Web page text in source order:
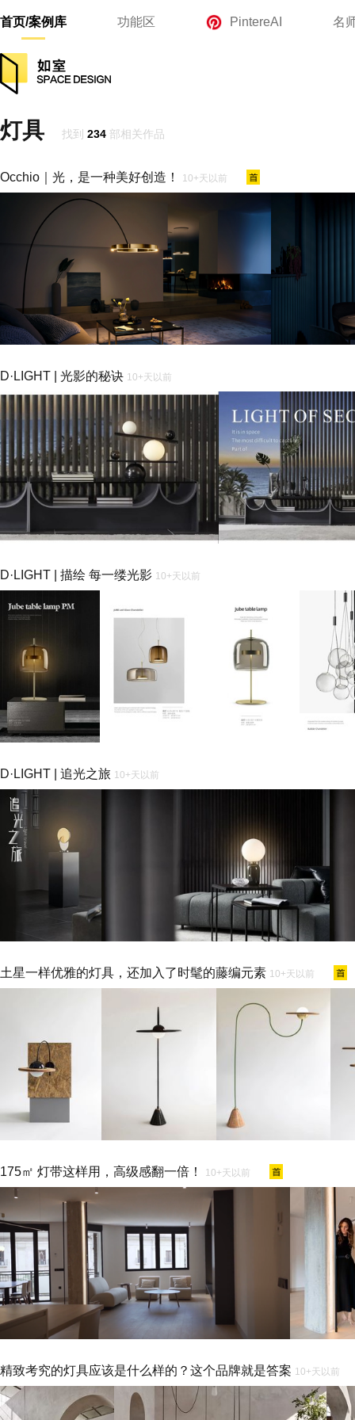
首页/案例库 功能区 PintereAI 名
灯具 找到 234 部相关作品
Occhio｜光，是一种美好创造！ 10+天以前
D·LIGHT | 光影的秘诀 10+天以前
D·LIGHT | 描绘 每一缕光影 10+天以前
D·LIGHT | 追光之旅 10+天以前
土星一样优雅的灯具，还加入了时髦的藤编元素 10+天以前
175㎡ 灯带这样用，高级感翻一倍！ 10+天以前
精致考究的灯具应该是什么样的？这个品牌就是答案 10+天以前